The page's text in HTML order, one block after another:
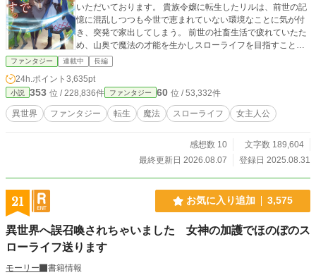
いただいております。 貴族令嬢に転生したリルは、前世の記
憶に混乱しつつも今世で恵まれていない環境なことに気が付
き、突発で家出してしまう。 前世の社畜生活で疲れていたた
め、山奥で魔法の才能を生かしスローライフを目指すことに
した。しかししょっぱなから魔物に襲われ、元宮廷魔法士と
出会ったり、はては皇子までやってきてと、なんだかスロー
ライフとは違う毎日で……？
ファンタジー 連載中 長編
24h.ポイント 3,635pt
小説 353 位 / 228,836件 ファンタジー 60 位 / 53,332件
異世界 ファンタジー 転生 魔法 スローライフ 女主人公
感想数 10
文字数 189,604
最終更新日 2026.08.07
登録日 2025.08.31
21 お気に入り追加 3,575
異世界へ誤召喚されちゃいました 女神の加護でほのぼのス
ローライフ送ります
モーリー
書籍情報